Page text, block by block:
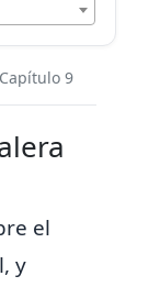
Capítulo 9
el
y